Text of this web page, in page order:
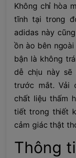
Không chỉ hòa
tĩnh tại trong
adidas này
ồn ào bên
bận là không
dễ chịu này
trước mắt. Vải
chất liệu thấm
tiết trong thiết
cảm giác thật
Thông